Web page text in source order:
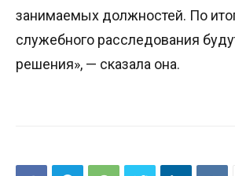
занимаемых должностей. По
служебного расследования
решения», — сказала она.